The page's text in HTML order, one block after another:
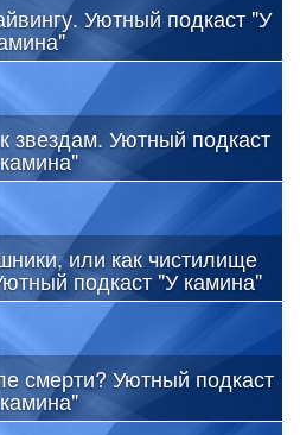
Уютный подкаст "У
звездам. Уютный подкаст
или как чистилище
подкаст "У камина"
смерти? Уютный подкаст